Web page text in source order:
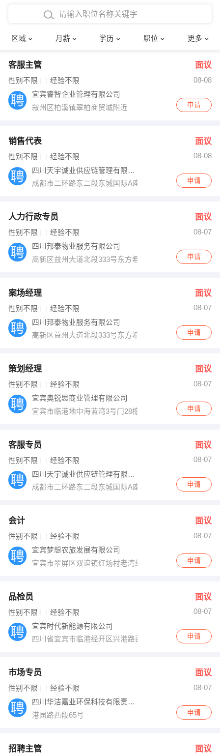
区域 月薪 学历 职位 更多
4000-5000元
8000-12000元
12000-20000元
博士
文员
财务会计
网络IT
快递员
收银员 技术员/工程师
出纳
编辑
跟单
其他职位
确定
客服主管 面议
性别不限 经验不限
08-08
宜宾睿智企业管理有限公司
叙州区柏溪镇翠柏商贸城附近
申请
销售代表 面议
性别不限 经验不限
08-08
四川天宇诚业供应链管理有限公司
成都市二环路东二段东城国际A座17楼1701号（甲级写楼
申请
人力行政专员 面议
性别不限 经验不限
08-07
四川邦泰物业服务有限公司
高新区益州大道北段333号东方希望中心22楼
申请
案场经理 面议
性别不限 经验不限
08-07
四川邦泰物业服务有限公司
高新区益州大道北段333号东方希望中心22楼
申请
策划经理 面议
性别不限 经验不限
08-07
宜宾奥锐思商业管理有限公司
宜宾市临港地中海蓝湾3号门28栋2号
申请
客服专员 面议
性别不限 经验不限
08-07
四川天宇诚业供应链管理有限公司
成都市二环路东二段东城国际A座17楼1701号（甲级写楼
申请
会计 面议
性别不限 经验不限
08-07
宜宾梦想农旅发展有限公司
宜宾市翠屏区双谊镇红场村老湾组42号
申请
品检员 面议
性别不限 经验不限
08-07
宜宾时代新能源有限公司
四川省宜宾市临港经开区兴港路西段134号12栋
申请
市场专员 面议
性别不限 经验不限
08-07
四川华洁嘉业环保科技有限责任公司
港园路西段65号
申请
招聘主管 面议